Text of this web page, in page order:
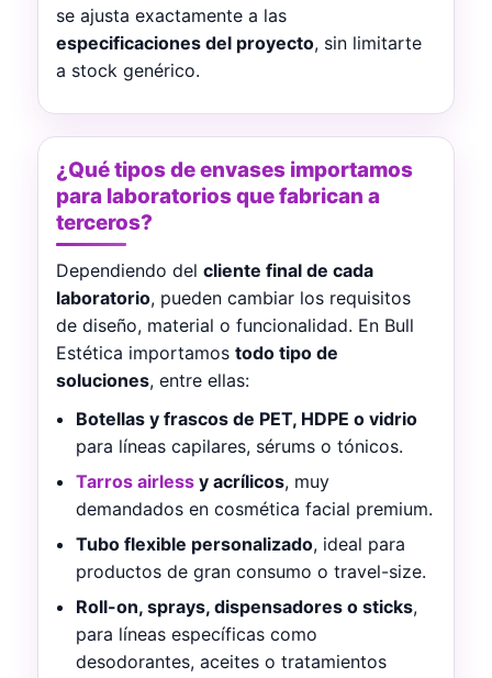
se ajusta exactamente a las
especificaciones del proyecto, sin limitarte
a stock genérico.
¿Qué tipos de envases importamos
para laboratorios que fabrican a
terceros?
Dependiendo del cliente final de cada
laboratorio, pueden cambiar los requisitos
de diseño, material o funcionalidad. En Bull
Estética importamos todo tipo de
soluciones, entre ellas:
Botellas y frascos de PET, HDPE o vidrio
para líneas capilares, sérums o tónicos.
Tarros airless y acrílicos, muy
demandados en cosmética facial premium.
Tubo flexible personalizado, ideal para
productos de gran consumo o travel-size.
Roll-on, sprays, dispensadores o sticks,
para líneas específicas como
desodorantes, aceites o tratamientos